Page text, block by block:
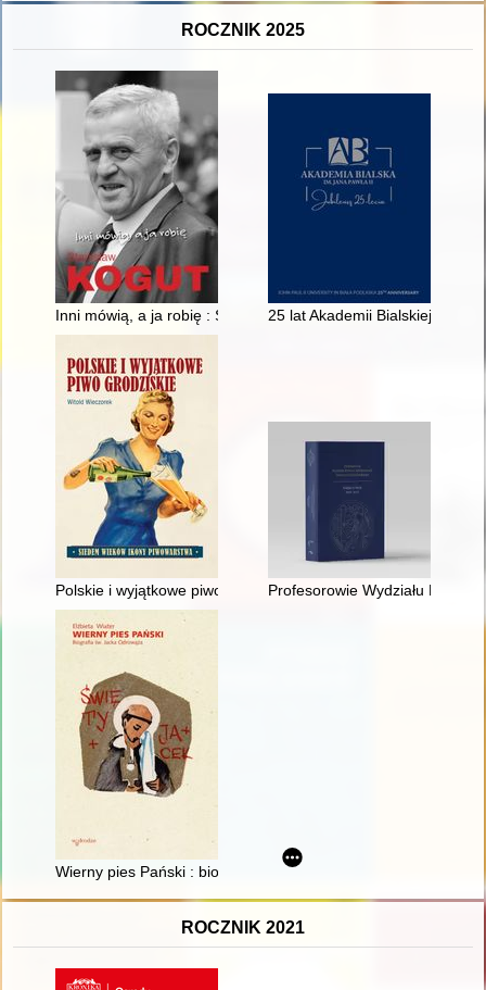
ROCZNIK 2025
Inni mówią, a ja robię : Stanisław Kogut25 lat Akademii Bialskiej im.
Polskie i wyjątkowe piwo grodziskie : siedem wieków ikony
Profesorowie Wydziału Prawa
Wierny pies Pański : biografia św. Jacka Odrowąża
ROCZNIK 2021